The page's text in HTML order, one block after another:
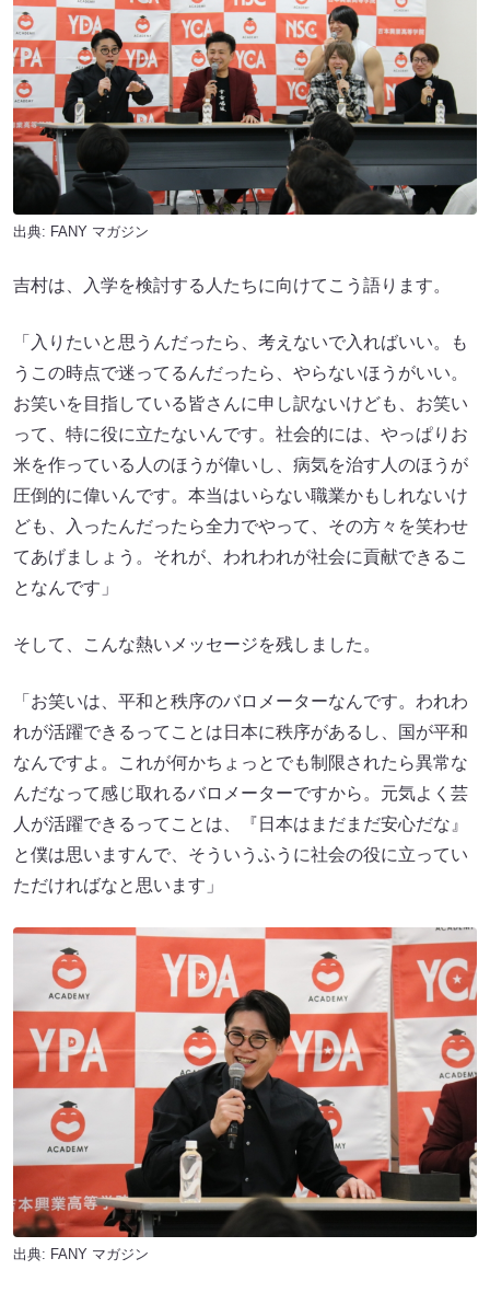
出典: FANY マガジン
吉村は、入学を検討する人たちに向けてこう語ります。
「入りたいと思うんだったら、考えないで入ればいい。も
うこの時点で迷ってるんだったら、やらないほうがいい。
お笑いを目指している皆さんに申し訳ないけども、お笑い
って、特に役に立たないんです。社会的には、やっぱりお
米を作っている人のほうが偉いし、病気を治す人のほうが
圧倒的に偉いんです。本当はいらない職業かもしれないけ
ども、入ったんだったら全力でやって、その方々を笑わせ
てあげましょう。それが、われわれが社会に貢献できるこ
となんです」
そして、こんな熱いメッセージを残しました。
「お笑いは、平和と秩序のバロメーターなんです。われわ
れが活躍できるってことは日本に秩序があるし、国が平和
なんですよ。これが何かちょっとでも制限されたら異常な
んだなって感じ取れるバロメーターですから。元気よく芸
人が活躍できるってことは、『日本はまだまだ安心だな』
と僕は思いますんで、そういうふうに社会の役に立ってい
ただければなと思います」
出典: FANY マガジン